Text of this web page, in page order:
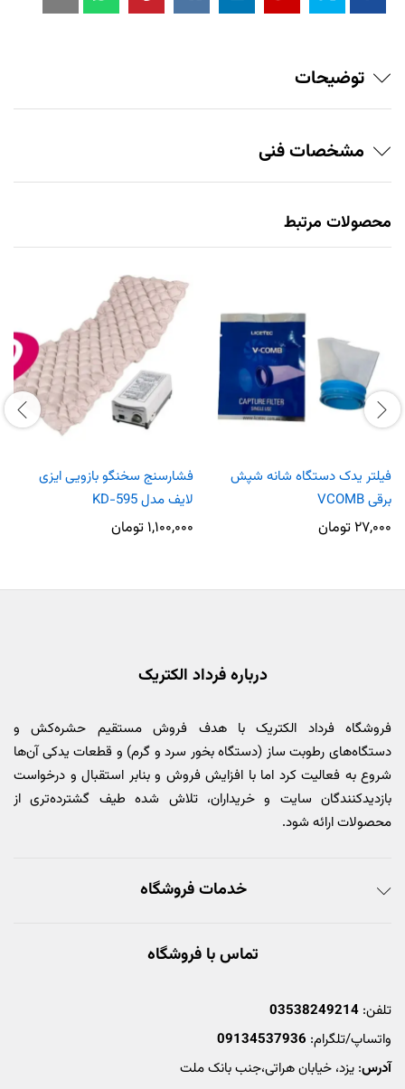
توضیحات
مشخصات فنی
محصولات مرتبط
فیلتر یدک دستگاه شانه شپش
برقی VCOMB
۲۷,۰۰۰ تومان
فشارسنج سخنگو بازویی ایزی
لایف مدل KD-595
۱,۱۰۰,۰۰۰ تومان
درباره فرداد الکتریک
فروشگاه فرداد الکتریک با هدف فروش مستقیم حشره‌کش و
دستگاه‌های رطوبت ساز (دستگاه بخور سرد و گرم) و قطعات یدکی آن‌ها
شروع به فعالیت کرد اما با افزایش فروش و بنابر استقبال و درخواست
بازدیدکنندگان سایت و خریداران، تلاش شده طیف گشترده‌تری از
محصولات ارائه شود.
خدمات فروشگاه
تماس با فروشگاه
تلفن: 03538249214
واتساپ/تلگرام: 09134537936
آدرس: یزد، خیابان هراتی،جنب بانک ملت